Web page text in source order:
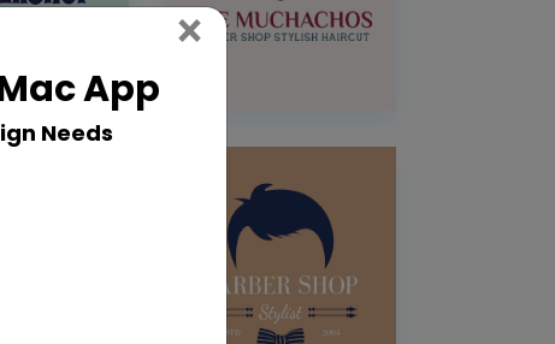
App
Needs
× Close